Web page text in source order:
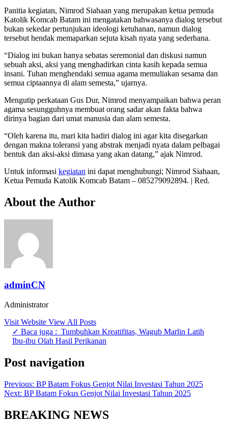
Panitia kegiatan, Nimrod Siahaan yang merupakan ketua pemuda
Katolik Komcab Batam ini mengatakan bahwasanya dialog tersebut
bukan sekedar pertunjukan ideologi ketuhanan, namun dialog
tersebut hendak memaparkan sejuta kisah nyata yang sederhana.
“Dialog ini bukan hanya sebatas seremonial dan diskusi namun
sebuah aksi, aksi yang menghadirkan cinta kasih kepada semua
insani. Tuhan menghendaki semua agama memuliakan sesama dan
semua ciptaannya di alam semesta,” ujarnya.
Mengutip perkataan Gus Dur, Nimrod menyampaikan bahwa peran
agama sesungguhnya membuat orang sadar akan fakta bahwa
dirinya bagian dari umat manusia dan alam semesta.
“Oleh karena itu, mari kita hadiri dialog ini agar kita disegarkan
dengan makna toleransi yang abstrak menjadi nyata dalam pelbagai
bentuk dan aksi-aksi dimasa yang akan datang,” ajak Nimrod.
Untuk informasi kegiatan ini dapat menghubungi; Nimrod Siahaan,
Ketua Pemuda Katolik Komcab Batam – 085279092894. | Red.
About the Author
adminCN
Administrator
Visit Website View All Posts
✓ Baca juga : Tumbuhkan Kreatifitas, Wagub Marlin Latih
Ibu-ibu Olah Hasil Perikanan
Post navigation
Previous: BP Batam Fokus Genjot Nilai Investasi Tahun 2025
Next: BP Batam Fokus Genjot Nilai Investasi Tahun 2025
BREAKING NEWS